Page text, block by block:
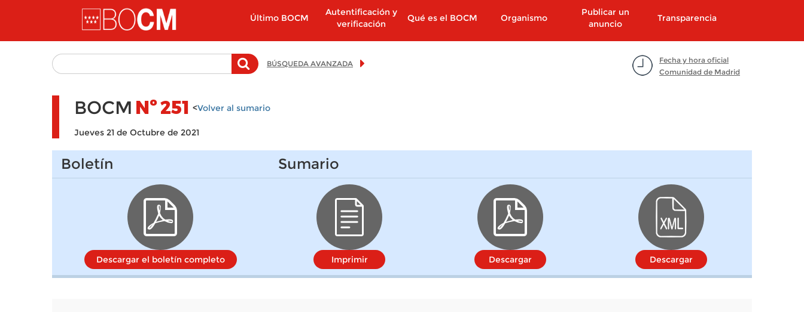
Pasar al contenido principal
Último BOCM
Autentificación y
verificación
Qué es el BOCM Organismo
Publicar un
anuncio
Transparencia
Fecha y hora oficial
Comunidad de Madrid
BÚSQUEDA AVANZADA
BOCM Nº251 <Volver al sumario
Jueves 21 de Octubre de 2021
Boletín
Descargar el boletín completo
Sumario
Imprimir Descargar Descargar